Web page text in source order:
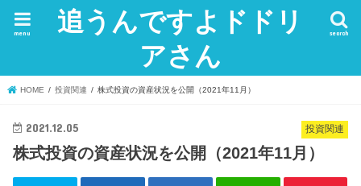
追うんですよドドリ
アさん
search
menu
HOME 投資関連 株式投資の資産状況を公開（2021年11月）
投資関連
2021.12.05
株式投資の資産状況を公開（2021年11月）